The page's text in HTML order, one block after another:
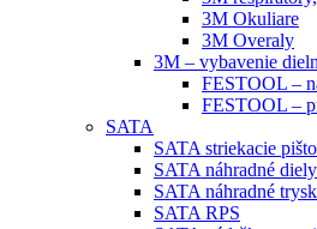
3M Okuliare
3M Overaly
3M – vybavenie
FESTOOL –
FESTOOL –
SATA
SATA striekacie
SATA náhradné diely
SATA náhradné
SATA RPS